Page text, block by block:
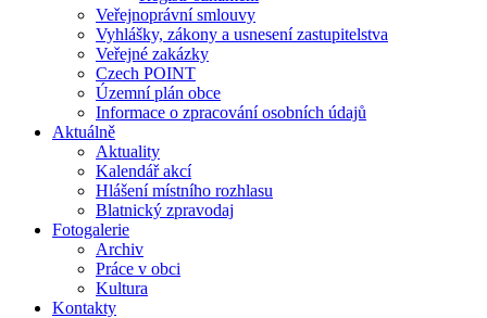
Veřejnoprávní smlouvy
Vyhlášky, zákony a usnesení zastupitelstva
Veřejné zakázky
Czech POINT
Územní plán obce
Informace o zpracování osobních údajů
Aktuálně
Aktuality
Kalendář akcí
Hlášení místního rozhlasu
Blatnický zpravodaj
Fotogalerie
Archiv
Práce v obci
Kultura
Kontakty